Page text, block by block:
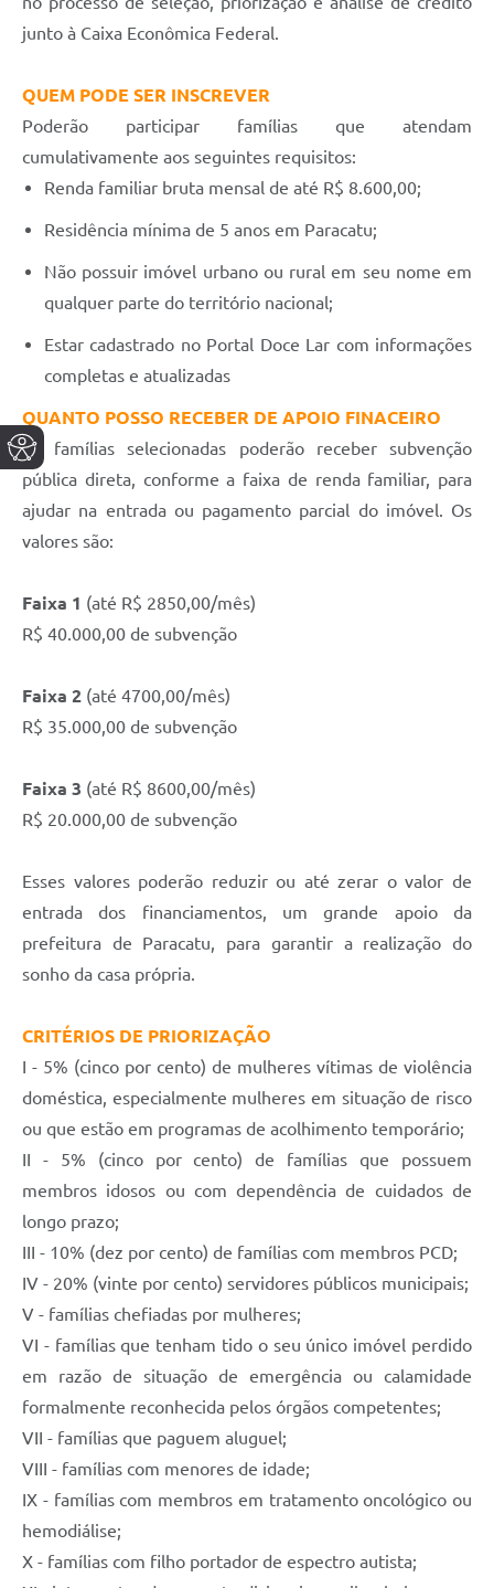
junto à Caixa Econômica Federal.
QUEM PODE SER INSCREVER
Poderão participar famílias que atendam
cumulativamente aos seguintes requisitos:
Renda familiar bruta mensal de até R$ 8.600,00;
Residência mínima de 5 anos em Paracatu;
Não possuir imóvel urbano ou rural em seu nome em
qualquer parte do território nacional;
Estar cadastrado no Portal Doce Lar com informações
completas e atualizadas
QUANTO POSSO RECEBER DE APOIO FINACEIRO
As famílias selecionadas poderão receber subvenção
pública direta, conforme a faixa de renda familiar, para
ajudar na entrada ou pagamento parcial do imóvel. Os
valores são:
Faixa 1 (até R$ 2850,00/mês)
R$ 40.000,00 de subvenção
Faixa 2 (até 4700,00/mês)
R$ 35.000,00 de subvenção
Faixa 3 (até R$ 8600,00/mês)
R$ 20.000,00 de subvenção
Esses valores poderão reduzir ou até zerar o valor de
entrada dos financiamentos, um grande apoio da
prefeitura de Paracatu, para garantir a realização do
sonho da casa própria.
CRITÉRIOS DE PRIORIZAÇÃO
I - 5% (cinco por cento) de mulheres vítimas de violência
doméstica, especialmente mulheres em situação de risco
ou que estão em programas de acolhimento temporário;
II - 5% (cinco por cento) de famílias que possuem
membros idosos ou com dependência de cuidados de
longo prazo;
III - 10% (dez por cento) de famílias com membros PCD;
IV - 20% (vinte por cento) servidores públicos municipais;
V - famílias chefiadas por mulheres;
VI - famílias que tenham tido o seu único imóvel perdido
em razão de situação de emergência ou calamidade
formalmente reconhecida pelos órgãos competentes;
VII - famílias que paguem aluguel;
VIII - famílias com menores de idade;
IX - famílias com membros em tratamento oncológico ou
hemodiálise;
X - famílias com filho portador de espectro autista;